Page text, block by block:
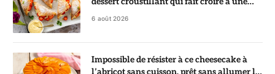
pâtisserie de chef
6 août 2026
Impossible de résister à ce cheesecake à
l’abricot sans cuisson, prêt sans allumer le